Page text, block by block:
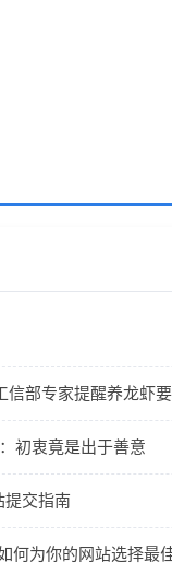
信部专家提醒养龙虾
初衷竟是出于善意
提交指南
何为你的网站选择最